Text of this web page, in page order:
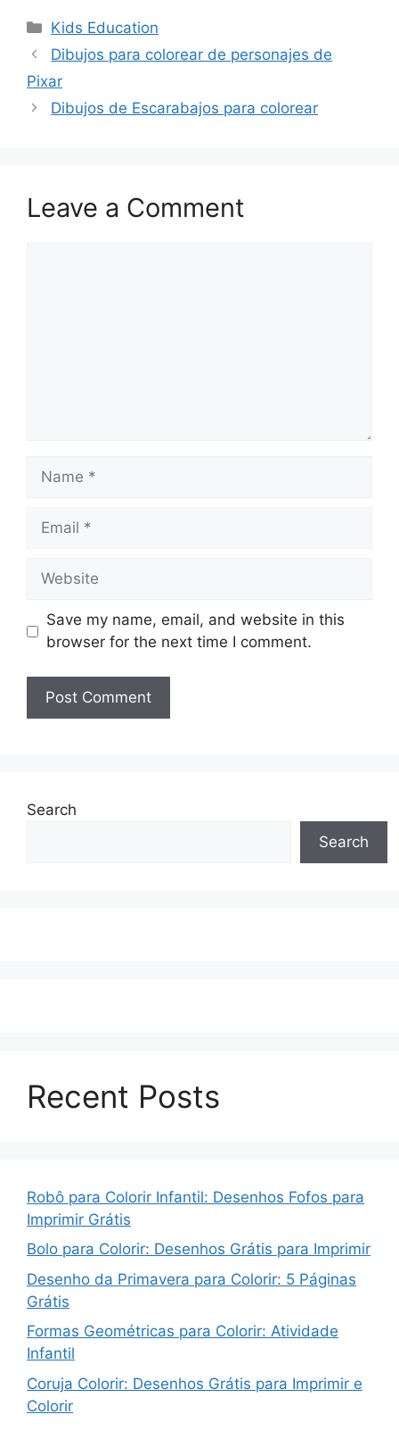
Categories
Kids Education
Dibujos para colorear de personajes de
Pixar
Dibujos de Escarabajos para colorear
Leave a Comment
Name
Email
Website
Save my name, email, and website in this
browser for the next time I comment.
Search
Search
Recent Posts
Robô para Colorir Infantil: Desenhos Fofos para
Imprimir Grátis
Bolo para Colorir: Desenhos Grátis para Imprimir
Desenho da Primavera para Colorir: 5 Páginas
Grátis
Formas Geométricas para Colorir: Atividade
Infantil
Coruja Colorir: Desenhos Grátis para Imprimir e
Colorir